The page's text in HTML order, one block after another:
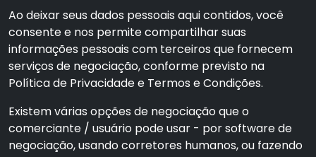
Ao deixar seus dados pessoais aqui contidos, você
consente e nos permite compartilhar suas
informações pessoais com terceiros que fornecem
serviços de negociação, conforme previsto na
Política de Privacidade e Termos e Condições.
Existem várias opções de negociação que o
comerciante / usuário pode usar - por software de
negociação, usando corretores humanos, ou fazendo